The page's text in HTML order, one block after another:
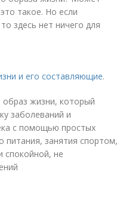
такое. Но если
здесь нет ничего для
и его составляющие.
жизни, который
заболеваний и
с помощью простых
занятия спортом,
спокойной, не